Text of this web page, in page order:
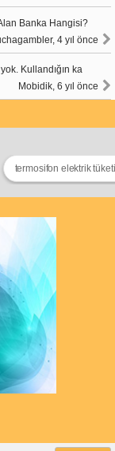
Banka Hangisi?
4 yıl önce
Kullandığın ka
Mobidik, 6 yıl önce
termosifon elektrik